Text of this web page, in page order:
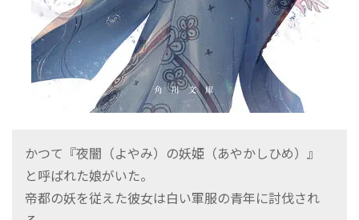
かつて『夜闇（よやみ）の妖姫（あやかしひめ）』
と呼ばれた娘がいた。
帝都の妖を従えた彼女は白い軍服の青年に討伐され